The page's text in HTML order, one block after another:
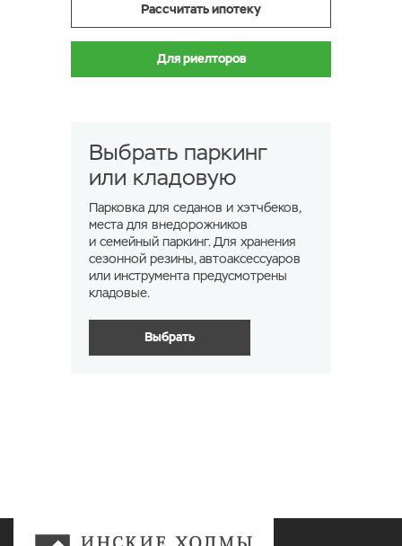
Рассчитать ипотеку
Для риелторов
Выбрать паркинг
или кладовую
Парковка для седанов и хэтчбеков,
места для внедорожников
и семейный паркинг. Для хранения
сезонной резины, автоаксессуаров
или инструмента предусмотрены
кладовые.
Выбрать